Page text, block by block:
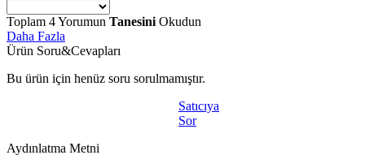
Toplam 4Yorumun TanesiniOkudun
Daha Fazla
Ürün Soru&Cevapları
Bu ürün için henüz soru sorulmamıştır.
Satıcıya
Sor
Aydınlatma Metni